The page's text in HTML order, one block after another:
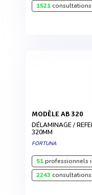
1521
MODÈLE AB 320
DÉLAMINAGE /
320MM
FORTUNA
51professionnels
2243